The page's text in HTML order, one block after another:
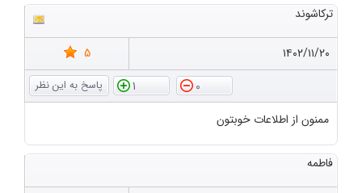
ترکاشوند
۱۴۰۲/۱۱/۲۰
5
0
1
ممنون از اطلاعات خوبتون
فاطمه